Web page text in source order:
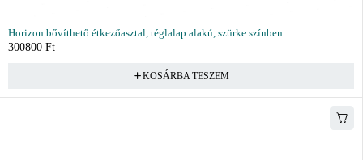
Horizon bővíthető étkezőasztal, téglalap alakú, szürke színben
300800 Ft
KOSÁRBA TESZEM